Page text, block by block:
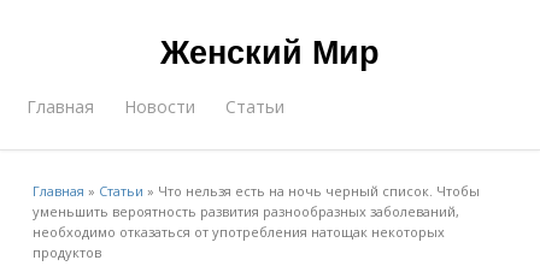
Женский Мир
Главная Новости Статьи
Главная » Статьи » Что нельзя есть на ночь черный список. Чтобы
уменьшить вероятность развития разнообразных заболеваний,
необходимо отказаться от употребления натощак некоторых
продуктов